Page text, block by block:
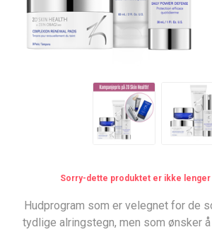
Sorry-dette produktet er ikke lenger
Hudprogram som er velegnet for de
tydlige alringstegn, men som ønsker